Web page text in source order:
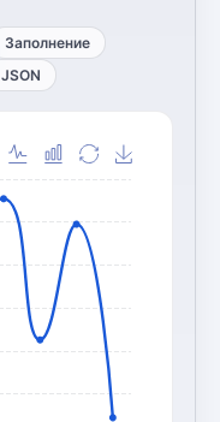
Заполнение
JSON